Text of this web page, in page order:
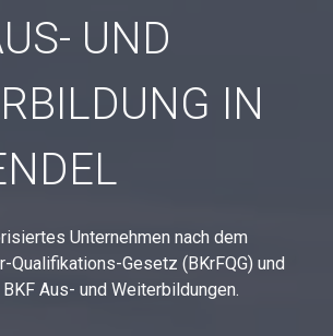
UND
IN
Unternehmen nach dem
Qualifikations-Gesetz (BKrFQG) und
Aus- und Weiterbildungen.